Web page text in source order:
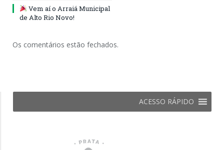
Vem aí o Arraiá Municipal
de Alto Rio Novo!
Os comentários estão fechados.
ACESSO RÁPIDO